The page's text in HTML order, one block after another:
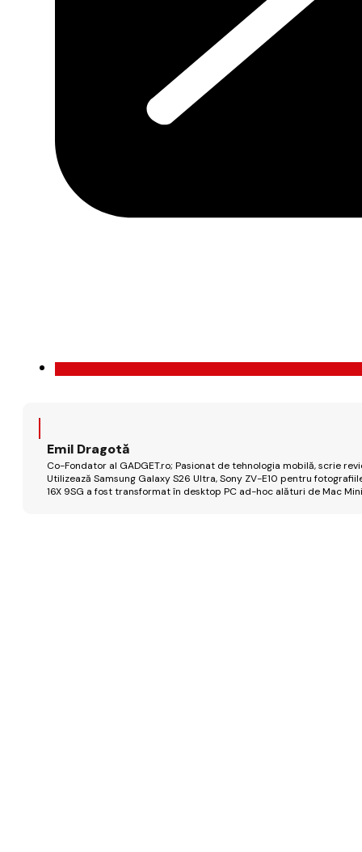
Emil Dragotă
Co-Fondator al GADGET.ro; Pasionat de tehnologia mobilă, scrie
Utilizează Samsung Galaxy S26 Ultra, Sony ZV-E10 pentru
16X 9SG a fost transformat în desktop PC ad-hoc alături de Mac